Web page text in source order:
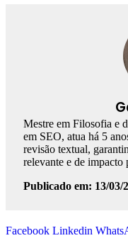
Mestre em Filosofia e
em SEO, atua há 5
revisão textual,
relevante e de impacto
Publicado em: 13/03/
Facebook Linkedin